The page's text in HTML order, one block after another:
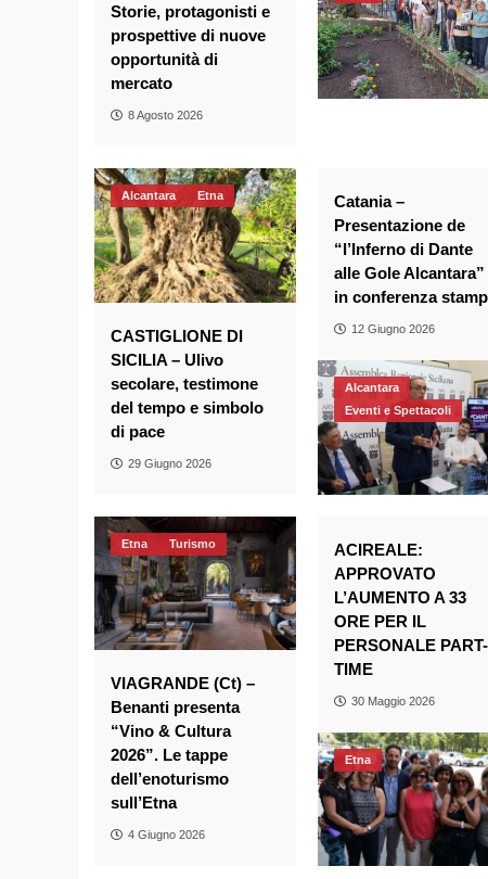
Storie, protagonisti e
prospettive di nuove
opportunità di
mercato
8 Agosto 2026
Alcantara Etna
CASTIGLIONE DI
SICILIA – Ulivo
secolare, testimone
del tempo e simbolo
di pace
29 Giugno 2026
Alcantara
Eventi e Spettacoli
Catania –
Presentazione de
“l’Inferno di Dante
alle Gole Alcantara”
in conferenza
12 Giugno 2026
Etna Turismo
VIAGRANDE (Ct) –
Benanti presenta
“Vino & Cultura
2026”. Le tappe
dell’enoturismo
sull’Etna
4 Giugno 2026
Etna
ACIREALE:
APPROVATO
L’AUMENTO A 33
ORE PER IL
PERSONALE PART-
TIME
30 Maggio 2026